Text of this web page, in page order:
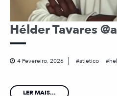
Hélder Tavares
4 Fevereiro, 2026 atletico
LER MAIS...